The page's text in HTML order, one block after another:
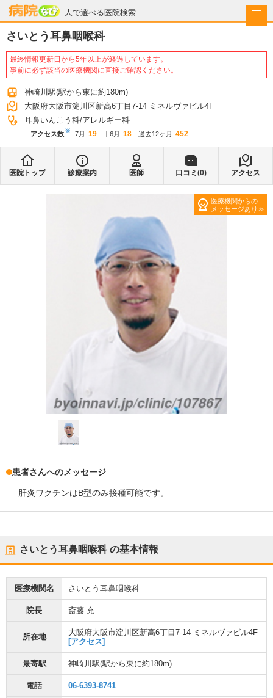
人で選べる医院検索
病院なび
さいとう耳鼻咽喉科
最終情報更新日から5年以上が経過しています。
事前に必ず該当の医療機関に直接ご確認ください。
神崎川駅(駅から東に約180m)
大阪府大阪市淀川区新高6丁目7-14 ミネルヴァビル4F
耳鼻いんこう科 アレルギー科
アクセス数※ 7月 : 19 6月 : 18 過去12ヶ月: 452
医院トップ 診療案内 医師 口コミ(0) アクセス
医療機関からの
メッセージあり
患者さんへのメッセージ
肝炎ワクチンはB型のみ接種可能です。
さいとう耳鼻咽喉科の基本情報
医療機関名 さいとう耳鼻咽喉科
院長 斎藤 充
所在地
大阪府大阪市淀川区新高6丁目7-14 ミネルヴァビル4F
[アクセス]
最寄駅 神崎川駅(駅から東に約180m)
電話 06-6393-8741